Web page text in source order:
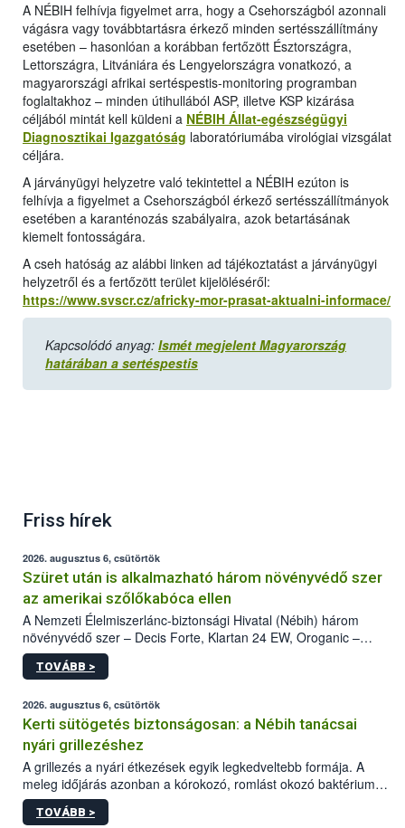
A NÉBIH felhívja figyelmet arra, hogy a Csehországból azonnali
vágásra vagy továbbtartásra érkező minden sertésszállítmány
esetében – hasonlóan a korábban fertőzött Észtországra,
Lettországra, Litvániára és Lengyelországra vonatkozó, a
magyarországi afrikai sertéspestis-monitoring programban
foglaltakhoz – minden útihullából ASP, illetve KSP kizárása
céljából mintát kell küldeni a NÉBIH Állat-egészségügyi
Diagnosztikai Igazgatóság laboratóriumába virológiai vizsgálat
céljára.
A járványügyi helyzetre való tekintettel a NÉBIH ezúton is
felhívja a figyelmet a Csehországból érkező sertésszállítmányok
esetében a karanténozás szabályaira, azok betartásának
kiemelt fontosságára.
A cseh hatóság az alábbi linken ad tájékoztatást a járványügyi
helyzetről és a fertőzött terület kijelöléséről:
https://www.svscr.cz/africky-mor-prasat-aktualni-informace/
Kapcsolódó anyag: Ismét megjelent Magyarország
határában a sertéspestis
Friss hírek
2026. augusztus 6, csütörtök
Szüret után is alkalmazható három növényvédő szer
az amerikai szőlőkabóca ellen
A Nemzeti Élelmiszerlánc-biztonsági Hivatal (Nébih) három
növényvédő szer – Decis Forte, Klartan 24 EW, Oroganic –
engedélyokiratát módosította, így azok a szüretet követően,
egészen a vesszőérettség (BBCH 91) stádiumáig
érésű szőlőkben is legyen lehetőség a károsító elleni további
védekezésre. Az Oroganic készítmény kis kiszerelésben kiskerti
felhasználók számára is elérhető és ökológiai termesztésben is
engedélyezett.
TOVÁBB >
2026. augusztus 6, csütörtök
Kerti sütögetés biztonságosan: a Nébih tanácsai
nyári grillezéshez
A grillezés a nyári étkezések egyik legkedveltebb formája. A
meleg időjárás azonban a kórokozó, romlást okozó baktériumok
gyorsabb szaporodásának is kedvez. A szabadtéri sütögetés
ezért nem csupán a megfelelő sütési technikáról szól: legalább
TOVÁBB >